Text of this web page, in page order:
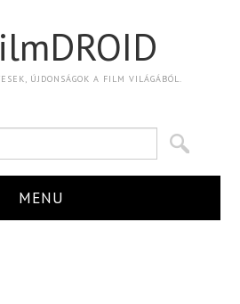
ÚJDONSÁGOK A FILM VILÁGÁBÓL.
MENU